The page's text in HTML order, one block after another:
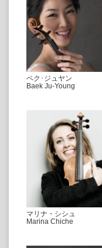
ペク･ジュヤン
Baek Ju-Young
マリナ・シシュ
Marina Chiche